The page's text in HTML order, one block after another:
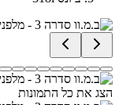
הצג את כל התמונות